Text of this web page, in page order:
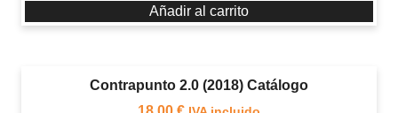
Añadir al carrito
Contrapunto 2.0 (2018) Catálogo